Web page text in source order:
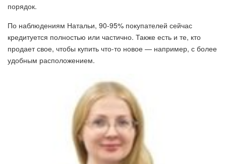
порядок.
По наблюдениям Натальи, 90-95% покупателей сейчас
кредитуется полностью или частично. Также есть и те, кто
продает свое, чтобы купить что-то новое — например, с более
удобным расположением.